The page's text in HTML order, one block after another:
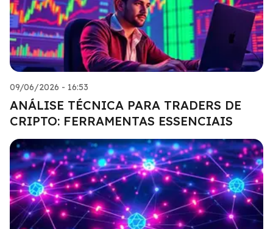
09/06/2026 - 16:53
ANÁLISE TÉCNICA PARA TRADERS DE
CRIPTO: FERRAMENTAS ESSENCIAIS